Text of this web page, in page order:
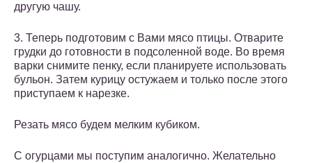
другую чашу.
3. Теперь подготовим с Вами мясо птицы. Отварите
грудки до готовности в подсоленной воде. Во время
варки снимите пенку, если планируете использовать
бульон. Затем курицу остужаем и только после этого
приступаем к нарезке.
Резать мясо будем мелким кубиком.
С огурцами мы поступим аналогично. Желательно